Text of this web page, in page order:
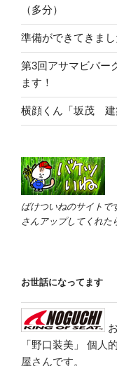
（多分）
準備ができてきまし
第3回アサマビバー
ます！
横顔くん「坂茂
ばけついねのサイトで
さんアップしてくれた
お世話になってます
「野口装美」
個人
屋さんです。